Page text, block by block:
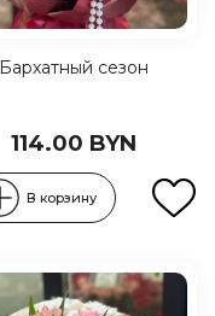
Бархатный сезон
114.00 BYN
В корзину